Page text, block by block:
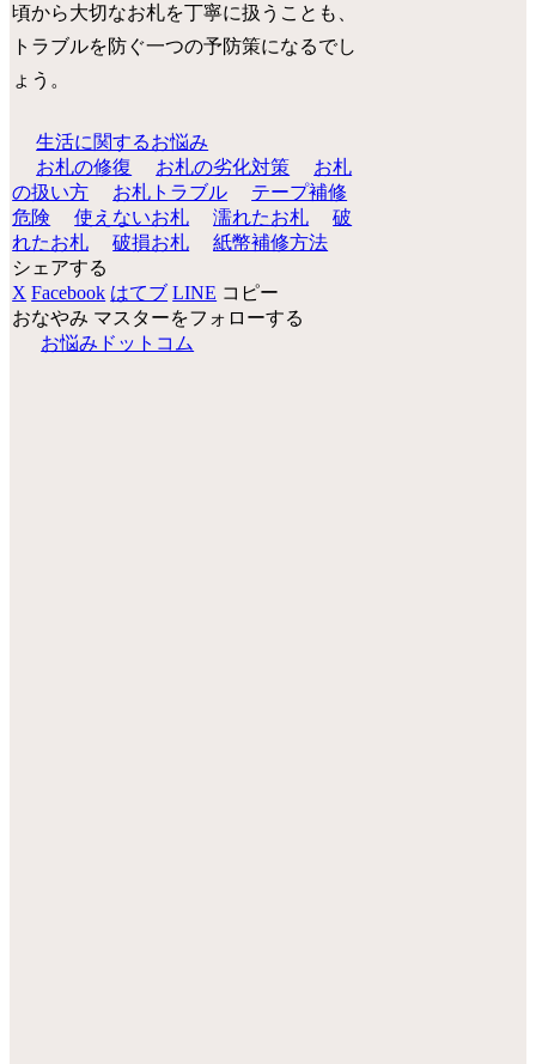
頃から大切なお札を丁寧に扱うことも、
トラブルを防ぐ一つの予防策になるでし
ょう。
生活に関するお悩み
お札の修復
お札の劣化対策
お札
の扱い方
お札トラブル
テープ補修
危険
使えないお札 濡れたお札
破
れたお札
破損お札
紙幣補修方法
シェアする
X Facebook はてブ LINE コピー
おなやみ マスターをフォローする
お悩みドットコム